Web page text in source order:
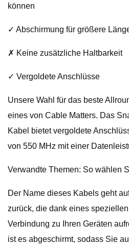
können
✓ Abschirmung für größere
✗ Keine zusätzliche Haltbarkeit
✓ Vergoldete Anschlüsse
Unsere Wahl für das beste
eines von Cable Matters. Das
Kabel bietet vergoldete
von 550 MHz mit einer
Verwandte Themen: So wählen
Der Name dieses Kabels geht
zurück, die dank eines
Verbindung zu Ihren Geräten
ist es abgeschirmt, sodass Sie